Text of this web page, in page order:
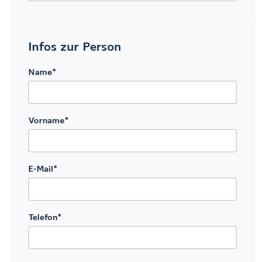
Infos zur Person
Name*
Vorname*
E-Mail *
Telefon*